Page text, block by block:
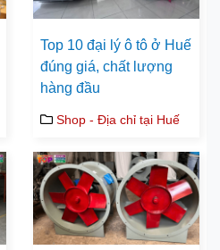
Top 10 đại lý ô tô ở Huế
đúng giá, chất lượng
hàng đầu
Shop - Địa chỉ tại Huế